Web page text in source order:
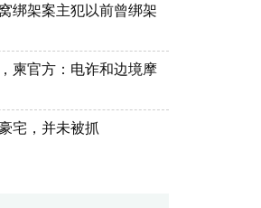
绑架案主犯以前曾绑架
柬官方：电诈和边境摩
宅，并未被抓